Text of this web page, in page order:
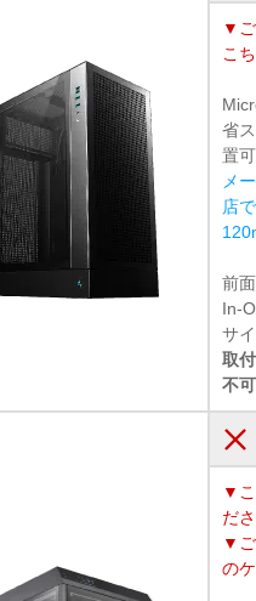
▼ご
こ
省
置可
メ
店
前
In-
サ
取
不
▼こ
だ
▼ご
の